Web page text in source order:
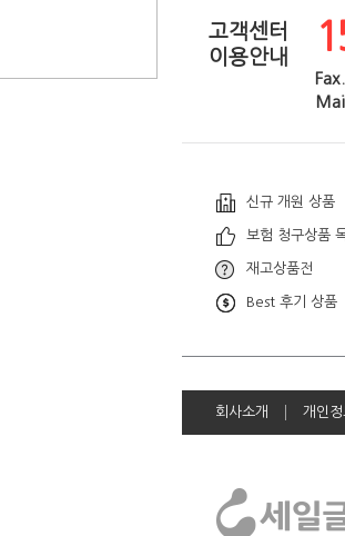
고객센터
이용안내
Fax.
신규 개원 상품
보험 청구상품
재고상품전
Best 후기 상품
회사소개 개인